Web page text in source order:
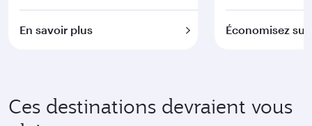
En savoir plus Économisez
Ces destinations devraient vous